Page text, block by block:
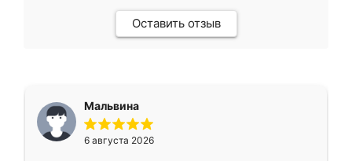
Оставить отзыв
Мальвина
6 августа 2026